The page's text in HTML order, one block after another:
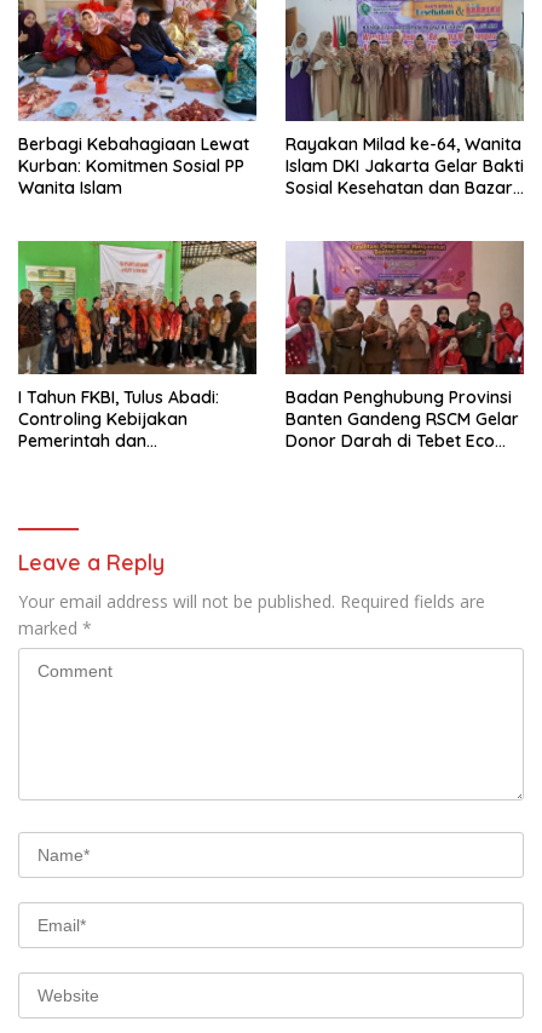
Berbagi Kebahagiaan Lewat
Kurban: Komitmen Sosial PP
Wanita Islam
Rayakan Milad ke-64, Wanita
Islam DKI Jakarta Gelar Bakti
Sosial Kesehatan dan Bazar
I Tahun FKBI, Tulus Abadi:
Controling Kebijakan
Pemerintah dan
Badan Penghubung Provinsi
Banten Gandeng RSCM Gelar
Donor Darah di Tebet Eco
Leave a Reply
Your email address will not be published. Required fields are
marked *